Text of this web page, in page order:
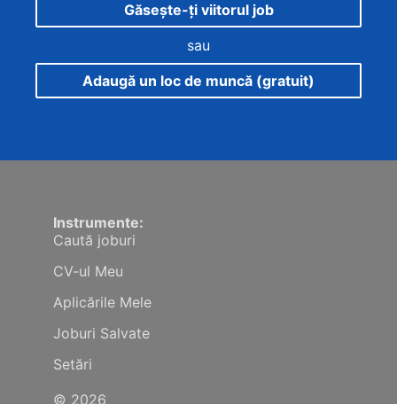
Găsește-ți viitorul job
sau
Adaugă un loc de muncă (gratuit)
Instrumente:
Caută joburi
CV-ul Meu
Aplicările Mele
Joburi Salvate
Setări
© 2026